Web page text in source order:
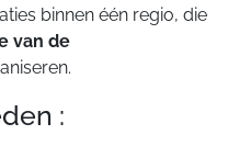
binnen één regio, die
van de
: